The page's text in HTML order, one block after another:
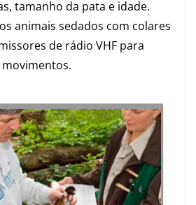
tamanho da pata e idade.
animais sedados com colares
de rádio VHF para